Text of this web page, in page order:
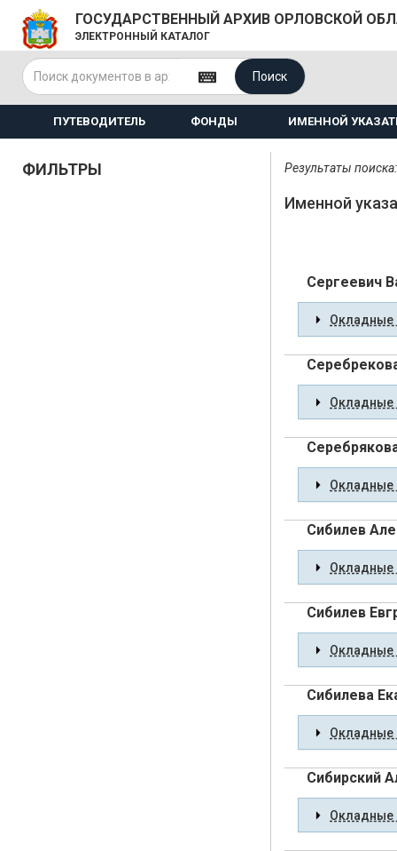
ГОСУДАРСТВЕННЫЙ АРХИВ ОРЛОВСКОЙ
ЭЛЕКТРОННЫЙ КАТАЛОГ
Поиск
ПУТЕВОДИТЕЛЬ ФОНДЫ ИМЕННОЙ
ФИЛЬТРЫ Результаты
Именной
Сергеевич
Окладные
Окладные
Окладные
Сибилев
Окладные
Сибилев
Окладные
Сибилева
Окладные
Сибирский
Окладные